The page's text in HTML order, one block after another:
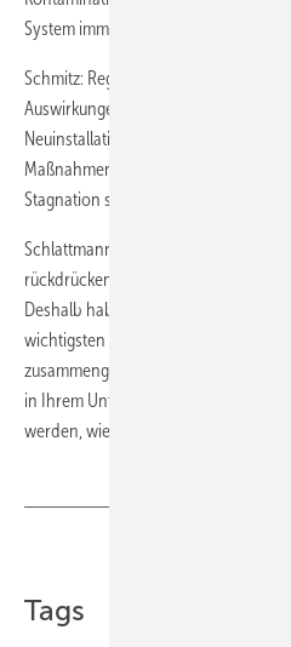
System immer wieder mit
Schmitz: Regelmäßige Wartungen
Auswirkungen auf die
Neuinstallationen und wesentlichen
Maßnahmen wie eine optimierte
Stagnation signifikant vermindern.
Schlattmann: Auch bei der
rückdrückende Flüssigkeiten werden
Deshalb haben wir in unserem Top-
wichtigsten Dinge rund um diesen
zusammengestellt. Doch sehen Sie
in Ihrem Unternehmen die
werden, wie es nach den geltenden
Tags